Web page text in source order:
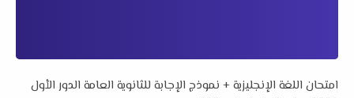
امتحان اللغة الإنجليزية + نموذج الإجابة للثانوية العامة الدور الأول